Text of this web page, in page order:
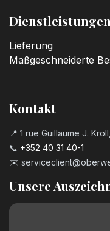
Lieferung
Maßgeschneiderte
Kontakt
📍 1 rue Guillaume J.
📞 +352 40 31 40-1
✉️
Unsere